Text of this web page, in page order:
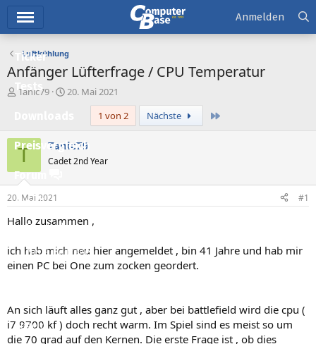
Ticker
Tests
Preisvergleich
Forum
Aktuelles
Empfohlene Inhalte
Neue Beiträge
Regeln
Anmelden
Luftkühlung
Anfänger Lüfterfrage / CPU Temperatur
E
e
e
Tanic79
E
e
l
m
20. Mai 2021
1 von 2
Nächste
T Tanic79
Cadet 2nd Year
20. Mai 2021 #1
Hallo zusammen ,
ich hab mich neu hier angemeldet , bin 41 Jahre und hab mir
einen PC bei One zum zocken geordert.
An sich läuft alles ganz gut , aber bei battlefield wird die cpu (
i7 9700 kf ) doch recht warm. Im Spiel sind es meist so um
die 70 grad auf den Kernen. Die erste Frage ist , ob dies